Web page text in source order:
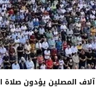
آلاف المصلين يؤدون